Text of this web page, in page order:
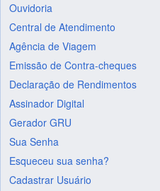
Ouvidoria
Central de Atendimento
Agência de Viagem
Emissão de Contra-cheques
Declaração de Rendimentos
Assinador Digital
Gerador GRU
Sua Senha
Esqueceu sua senha?
Cadastrar Usuário